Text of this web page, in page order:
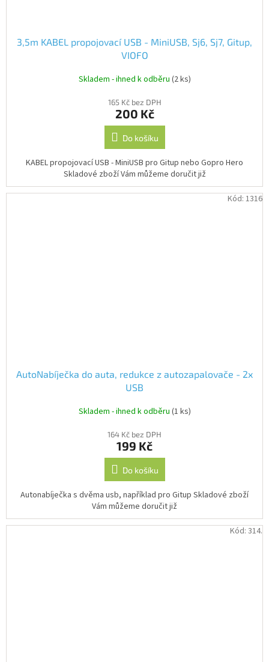
3,5m KABEL propojovací USB - MiniUSB, Sj6, Sj7, Gitup,
VIOFO
Skladem - ihned k odběru (2 ks)
165 Kč bez DPH
200 Kč
Do košíku
KABEL propojovací USB - MiniUSB pro Gitup nebo Gopro Hero
Skladové zboží Vám můžeme doručit již
AutoNabíječka do auta, redukce z autozapalovače - 2x
USB
Skladem - ihned k odběru (1 ks)
164 Kč bez DPH
199 Kč
Do košíku
Autonabíječka s dvěma usb, například pro Gitup Skladové zboží
Vám můžeme doručit již
Kód: 1316
Kód: 314.